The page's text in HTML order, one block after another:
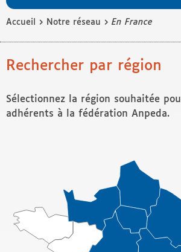
Accueil › Notre réseau › En France
Rechercher par région
Sélectionnez la région souhaitée
adhérents à la fédération Anpeda.